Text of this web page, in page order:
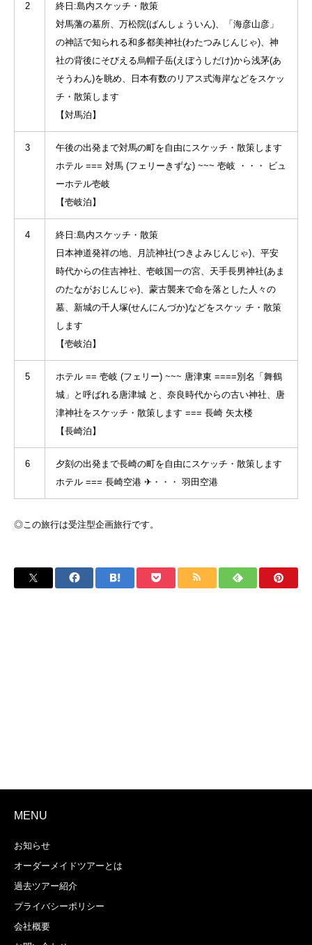
2
終日:島内スケッチ・散策
対馬藩の墓所、万松院(ばんしょういん)、「海彦山彦」
の神話で知られる和多都美神社(わたつみじんじゃ)、神
社の背後にそびえる烏帽子岳(えぼうしだけ)から浅茅(あ
そうわん)を眺め、日本有数のリアス式海岸などをスケッ
チ・散策します
【対馬泊】
3
午後の出発まで対馬の町を自由にスケッチ・散策します
ホテル === 対馬 (フェリーきずな) ~~~ 壱岐 ・・・ ビュ
ーホテル壱岐
【壱岐泊】
4
終日:島内スケッチ・散策
日本神道発祥の地、月読神社(つきよみじんじゃ)、平安
時代からの住吉神社、壱岐国一の宮、天手長男神社(あま
のたながおじんじゃ)、蒙古襲来で命を落とした人々の
墓、新城の千人塚(せんにんづか)などをスケッ チ・散策
します
【壱岐泊】
5
ホテル == 壱岐 (フェリー) ~~~ 唐津東 ====別名「舞鶴
城」と呼ばれる唐津城 と、奈良時代からの古い神社、唐
津神社をスケッチ・散策します === 長崎 矢太楼
【長崎泊】
6
夕刻の出発まで長崎の町を自由にスケッチ・散策します
ホテル === 長崎空港 ✈・・・ 羽田空港
◎この旅行は受注型企画旅行です。
MENU
お知らせ
オーダーメイドツアーとは
過去ツアー紹介
プライバシーポリシー
会社概要